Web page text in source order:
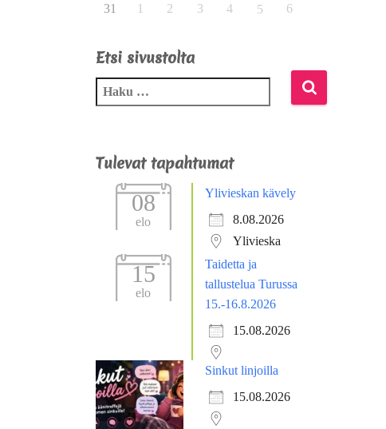
31 1 2 3 4 5 6
Etsi sivustolta
Tulevat tapahtumat
08
elo
Ylivieskan kävely
8.08.2026
Ylivieska
15
elo
Taidetta ja
tallustelua Turussa
15.-16.8.2026
15.08.2026
Sinkut linjoilla
15.08.2026